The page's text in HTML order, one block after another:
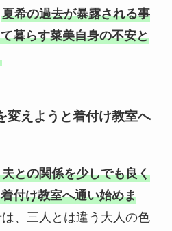
夏希の過去が暴露される事
暮らす菜美自身の不安と
変えようと着付け教室へ
との関係を少しでも良く
付け教室へ通い始めま
、三人とは違う大人の色